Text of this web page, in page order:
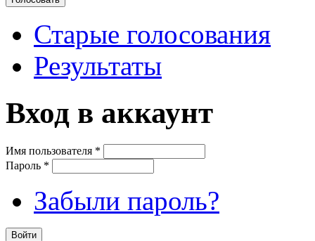
Старые голосования
Результаты
Вход в аккаунт
Имя пользователя *
Пароль *
Забыли пароль?